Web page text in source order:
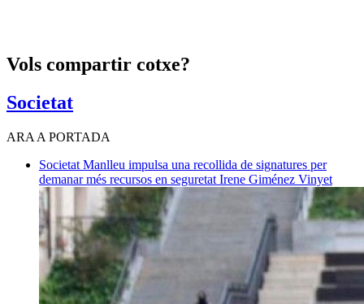
Vols compartir cotxe?
Societat
ARA A PORTADA
Societat Manlleu impulsa una recollida de signatures per
demanar més recursos en seguretat Irene Giménez Vinyet